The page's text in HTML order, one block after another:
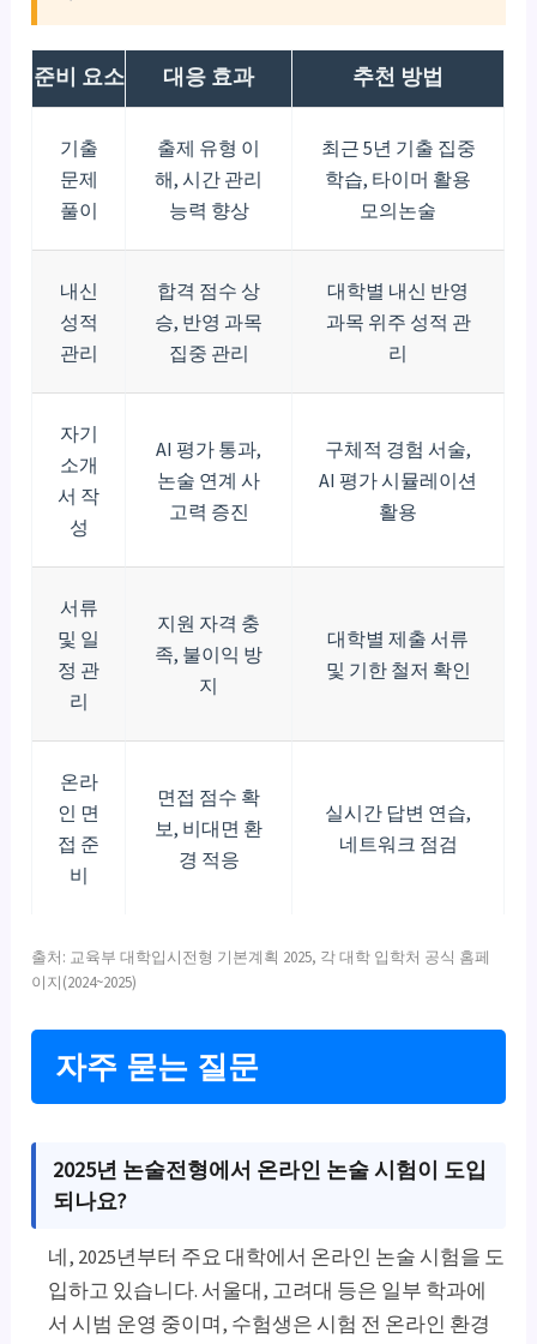
준비 요소 대응 효과 추천 방법
기출
문제
풀이
출제 유형 이
해, 시간 관리
능력 향상
최근 5년 기출 집중
학습, 타이머 활용
모의논술
내신
성적
관리
합격 점수 상
승, 반영 과목
집중 관리
대학별 내신 반영
과목 위주 성적 관
리
자기
소개
서 작
성
AI 평가 통과,
논술 연계 사
고력 증진
구체적 경험 서술,
AI 평가 시뮬레이션
활용
서류
및 일
정 관
리
지원 자격 충
족, 불이익 방
지
대학별 제출 서류
및 기한 철저 확인
온라
인 면
접 준
비
면접 점수 확
보, 비대면 환
경 적응
실시간 답변 연습,
네트워크 점검
출처: 교육부 대학입시전형 기본계획 2025, 각 대학 입학처 공식 홈페
이지(2024~2025)
자주 묻는 질문
2025년 논술전형에서 온라인 논술 시험이 도입
되나요?
네, 2025년부터 주요 대학에서 온라인 논술 시험을 도
입하고 있습니다. 서울대, 고려대 등은 일부 학과에
서 시범 운영 중이며, 수험생은 시험 전 온라인 환경